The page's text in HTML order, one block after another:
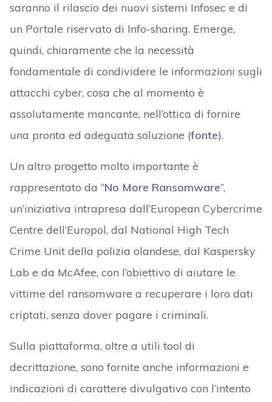
saranno il rilascio dei nuovi sistemi Infosec e di
un Portale riservato di Info-sharing. Emerge,
quindi, chiaramente che la necessità
fondamentale di condividere le informazioni sugli
attacchi cyber, cosa che al momento è
assolutamente mancante, nell’ottica di fornire
una pronta ed adeguata soluzione (fonte).
Un altro progetto molto importante è
rappresentato da “No More Ransomware”,
un’iniziativa intrapresa dall’European Cybercrime
Centre dell’Europol, dal National High Tech
Crime Unit della polizia olandese, dal Kaspersky
Lab e da McAfee, con l’obiettivo di aiutare le
vittime del ransomware a recuperare i loro dati
criptati, senza dover pagare i criminali.
Sulla piattaforma, oltre a utili tool di
decrittazione, sono fornite anche informazioni e
indicazioni di carattere divulgativo con l’intento